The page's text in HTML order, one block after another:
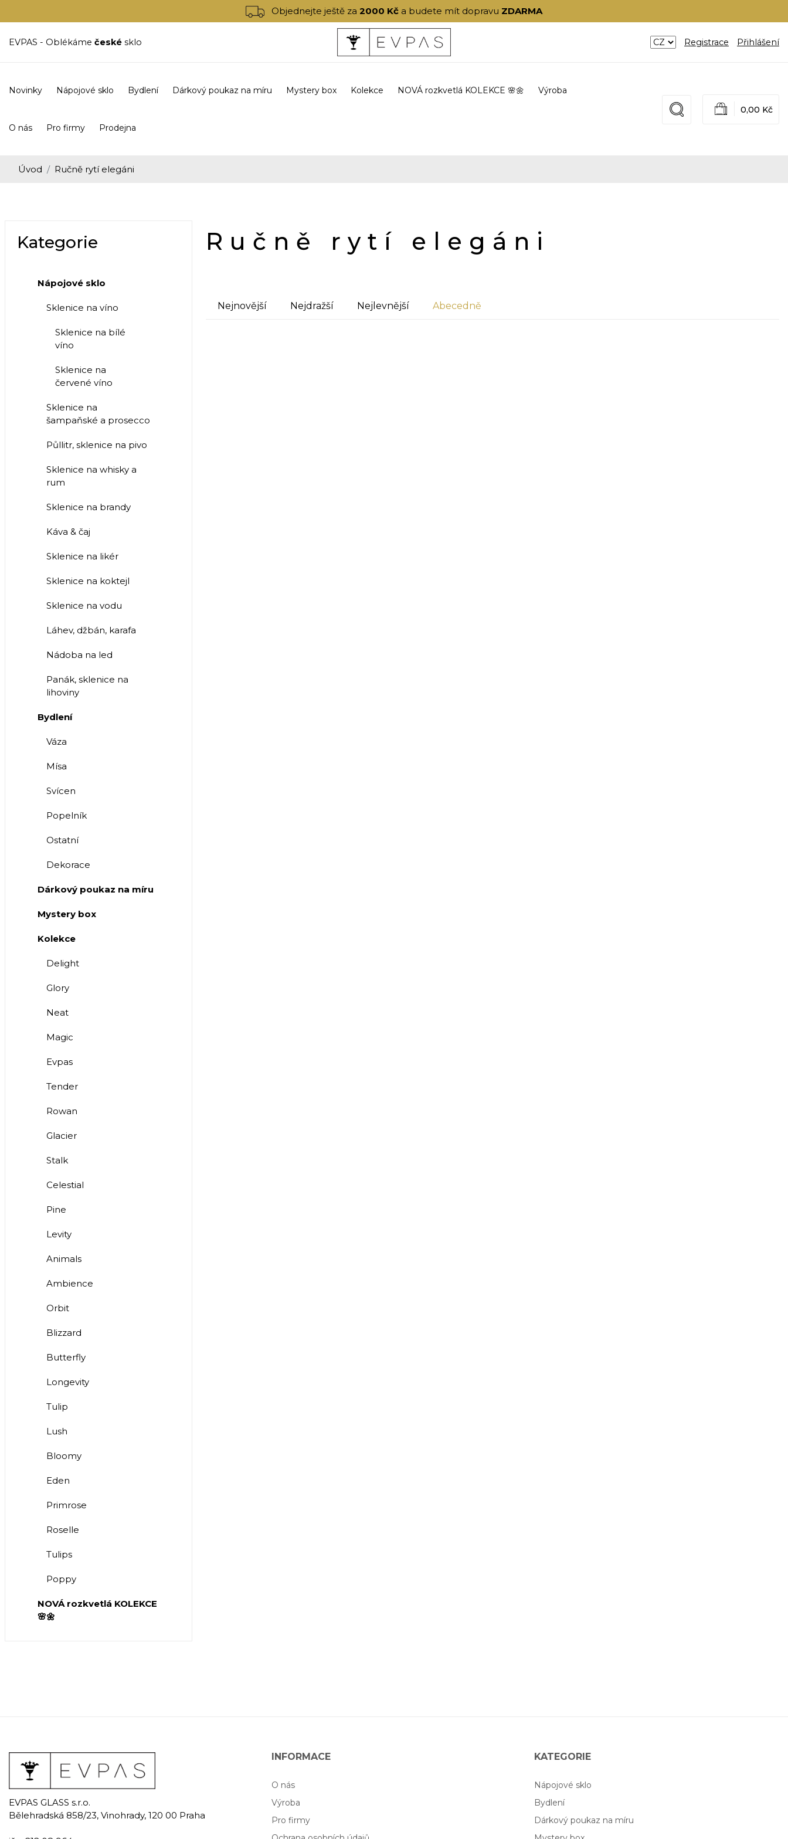
Objednejte ještě za2000 Kč a budete mít dopravu ZDARMA
EVPAS - Oblékáme české sklo Registrace Přihlášení
Novinky Nápojové sklo Bydlení Dárkový poukaz na míru Mystery box Kolekce NOVÁ rozkvetlá KOLEKCE 🌸🌼 Výroba
O nás Pro firmy Prodejna
0,00 Kč
Úvod Ručně rytí elegáni
Kategorie
Nápojové sklo
Sklenice na víno
Sklenice na bílé
víno
Sklenice na
červené víno
Sklenice na
šampaňské a prosecco
Půllitr, sklenice na pivo
Sklenice na whisky a
rum
Sklenice na brandy
Káva & čaj
Sklenice na likér
Sklenice na koktejl
Sklenice na vodu
Láhev, džbán, karafa
Nádoba na led
Panák, sklenice na
lihoviny
Bydlení
Váza
Mísa
Svícen
Popelník
Ostatní
Dekorace
Dárkový poukaz na míru
Mystery box
Kolekce
Delight
Glory
Neat
Magic
Evpas
Tender
Rowan
Glacier
Stalk
Celestial
Pine
Levity
Animals
Ambience
Orbit
Blizzard
Butterfly
Longevity
Tulip
Lush
Bloomy
Eden
Primrose
Roselle
Tulips
Poppy
NOVÁ rozkvetlá KOLEKCE
🌸🌼
Ručně rytí elegáni
Nejnovější Nejdražší Nejlevnější Abecedně
EVPAS GLASS s.r.o.
Bělehradská 858/23, Vinohrady, 120 00 Praha
INFORMACE
O nás
Výroba
Pro firmy
KATEGORIE
Nápojové sklo
Bydlení
Dárkový poukaz na míru